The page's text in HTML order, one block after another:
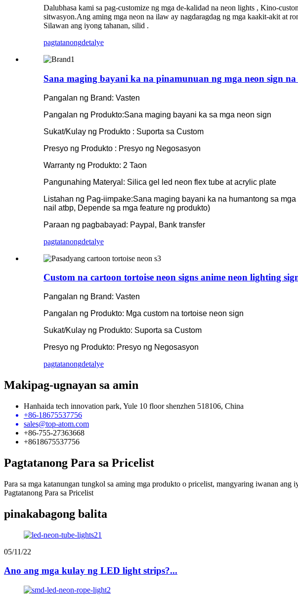
Dalubhasa kami sa pag-customize ng mga de-kalidad na neon lights , Kino-
sitwasyon.Ang aming mga neon na ilaw ay nagdaragdag ng mga kaakit-akit at
Silawan ang iyong tahanan, silid .
pagtatanongdetalye
Sana maging bayani ka na pinamunuan ng mga neon sign
Pangalan ng Brand: Vasten
Pangalan ng Produkto:Sana maging bayani ka sa mga neon sign
Sukat/Kulay ng Produkto : Suporta sa Custom
Presyo ng Produkto : Presyo ng Negosasyon
Warranty ng Produkto: 2 Taon
Pangunahing Materyal: Silica gel led neon flex tube at acrylic plate
Listahan ng Pag-iimpake:Sana maging bayani ka na humantong sa
nail atbp, Depende sa mga feature ng produkto)
Paraan ng pagbabayad: Paypal, Bank transfer
pagtatanongdetalye
Custom na cartoon tortoise neon signs anime neon lighting
Pangalan ng Brand: Vasten
Pangalan ng Produkto: Mga custom na tortoise neon sign
Sukat/Kulay ng Produkto: Suporta sa Custom
Presyo ng Produkto: Presyo ng Negosasyon
pagtatanongdetalye
Makipag-ugnayan sa amin
Hanhaida tech innovation park, Yule 10 floor shenzhen 518106, China
+86-18675537756
sales@top-atom.com
+86-755-27363668
+8618675537756
Pagtatanong Para sa Pricelist
Para sa mga katanungan tungkol sa aming mga produkto o pricelist, mangyaring iwanan
Pagtatanong Para sa Pricelist
pinakabagong balita
05/11/22
Ano ang mga kulay ng LED light strips?...